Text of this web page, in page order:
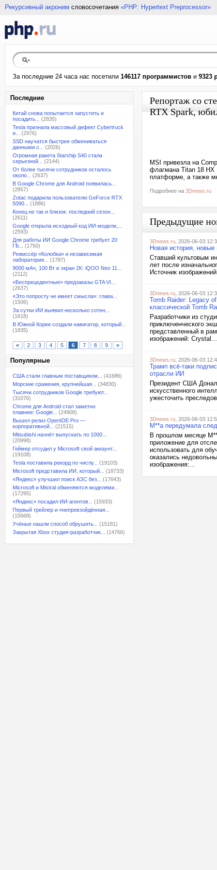
Рекурсивный акроним словосочетания «PHP: Hypertext Preprocessor»
За последние 24 часа нас посетили 146117 программистов и 9323
Последние
Китай снова попытается запустить и
посадить...
(2835)
Tesla признала массовый дефект Cybertruck
и...
(2976)
SSD научатся быстрее обмениваться
данными с...
(2026)
Огромная ракета Starship S40 стала
серьезной...
(2144)
От более тысячи сотрудников осталось
около...
(2637)
В Google Chrome для Android появилась...
(2857)
Zotac подарила пользователю GeForce RTX
5090...
(1886)
Конец не так и близок: последний сезон...
(2611)
Google открыла исходный код ИИ-модели,...
(2593)
Для работы ИИ Google Chrome требует 20
ГБ...
(1750)
Режиссёр «Колобка» и независимая
лаборатория...
(1787)
9000 мАч, 100 Вт и экран 2K: iQOO Neo 11...
(2112)
«Беспрецедентные» предзаказы GTA VI...
(2637)
«Это попросту не имеет смысла»: глава...
(1506)
За сутки ИИ выявил несколько сотен...
(1618)
В Южной Корее создали навигатор, который...
(1835)
< 2 3 4 5 6 7 8 9 >
Популярные
США стали главным поставщиком...
(41686)
Морские сражения, крупнейшая...
(34830)
Тысячи сотрудников Google требуют...
(31076)
Chrome для Android стал заметно
плавнее: Google...
(24908)
Вышел релиз OpenIDE Pro —
корпоративной...
(21515)
Mitsubishi начнёт выпускать по 1000...
(20998)
Геймер отсудил у Microsoft свой аккаунт...
(19108)
Tesla поставила рекорд по числу...
(19103)
Microsoft представила ИИ, который...
(18733)
«Яндекс» улучшил поиск АЗС без...
(17643)
Microsoft и Mistral обменяются моделями...
(17295)
«Яндекс» посадил ИИ-агентов...
(15933)
Первый трейлер и «непревзойдённая...
(15668)
Учёные нашли способ обрушить...
(15181)
Закрытая Xbox студия-разработчик...
(14766)
Репортаж со
RTX Spark,
MSI привезла на
флагмана Titan 18 HX
платформе, а также
Подробнее на 3Dnews.ru
Предыдущие
3Dnews.ru , 2026-06-03
Новая история, новые
Ставший культовым
лет после
Источник
3Dnews.ru , 2026-06-03
Tomb Raider: Legacy
классической Tomb
Разработчики из
приключенческого
представленный в
изображений: Crystal...
3Dnews.ru , 2026-06-03
Трамп всё-таки
отрасли ИИ
Президент США
искусственного
ужесточить
3Dnews.ru , 2026-06-03
M**a передумала
В прошлом месяце
приложение для
использовать для
оказались
изображения:...